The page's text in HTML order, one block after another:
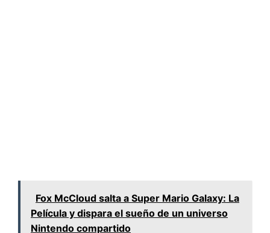
Fox McCloud salta a Super Mario Galaxy: La
Película y dispara el sueño de un universo
Nintendo compartido